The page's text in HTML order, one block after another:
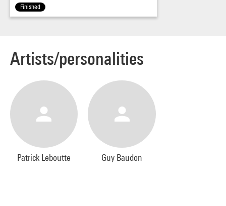
Finished
Artists/personalities
Patrick Leboutte Guy Baudon